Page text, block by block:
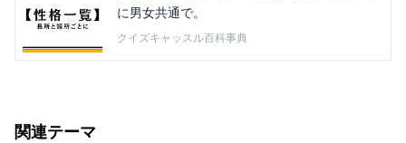
に男女共通で。
クイズキャッスル百科事典
関連テーマ